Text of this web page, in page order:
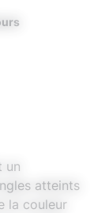
un
atteints
la couleur